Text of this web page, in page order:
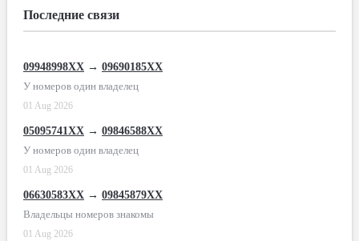
Последние связи
09948998XX → 09690185XX
У номеров один владелец
01 Aug 2026
05095741XX → 09846588XX
У номеров один владелец
01 Aug 2026
06630583XX → 09845879XX
Владельцы номеров знакомы
01 Aug 2026